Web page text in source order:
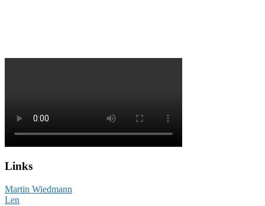
Links
Martin Wiedmann
Len